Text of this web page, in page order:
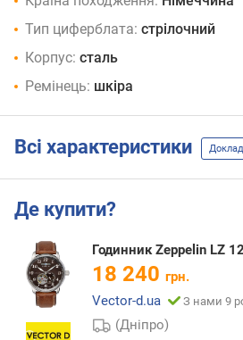
Тип циферблата: стрілочний
Корпус: сталь
Ремінець: шкіра
Всі характеристики
Де купити?
Годинник Zeppelin LZ
18 240 грн.
Vector-d.ua
З нами 9
(Дніпро)